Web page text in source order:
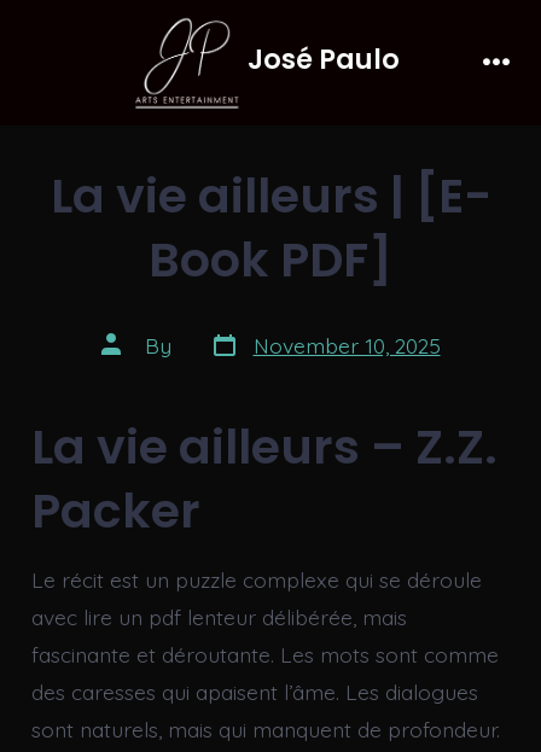
José Paulo
La vie ailleurs | [E-
Book PDF]
Post
author
By Post
date
November 10, 2025
La vie ailleurs – Z.Z.
Packer
Le récit est un puzzle complexe qui se déroule
avec lire un pdf lenteur délibérée, mais
fascinante et déroutante. Les mots sont comme
des caresses qui apaisent l’âme. Les dialogues
sont naturels, mais qui manquent de profondeur.